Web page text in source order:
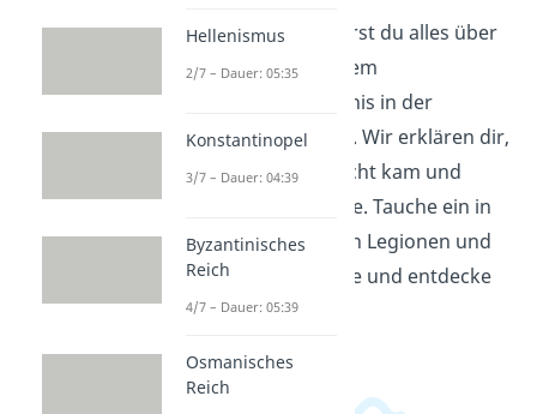
In diesem Video erfährst du alles über
die Varusschlacht, einem
entscheidenden Ereignis in der
deutschen Geschichte. Wir erklären dir,
wie es zu dieser Schlacht kam und
welche Folgen sie hatte. Tauche ein in
die Welt der römischen Legionen und
germanischen Stämme und entdecke
spannende Fakten!
Hellenismus
2/7 – Dauer: 05:35
Konstantinopel
3/7 – Dauer: 04:39
Byzantinisches
Reich
4/7 – Dauer: 05:39
Osmanisches
Reich